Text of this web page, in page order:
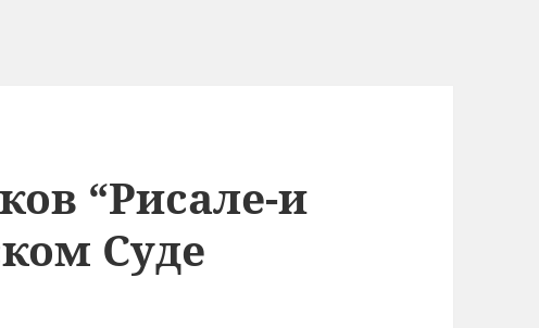
“Рисале-и
Суде